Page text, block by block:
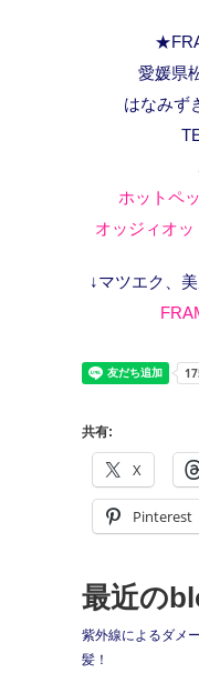
愛媛県
はなみず
ホットペ
オッジィオ
↓マツエク、
共有:
X
Pinterest
最近の
紫外線によるダメ
髪！